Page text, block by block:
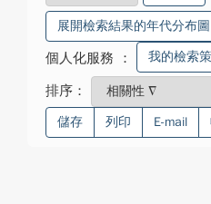
展開檢索結果的年代分布圖
個人化服務 ： 我的檢索
排序：
儲存 列印 E-mail